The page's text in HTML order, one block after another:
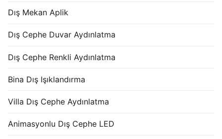
Dış Mekan Aplik
Dış Cephe Duvar Aydınlatma
Dış Cephe Renkli Aydınlatma
Bina Dış Işıklandırma
Villa Dış Cephe Aydınlatma
Animasyonlu Dış Cephe LED